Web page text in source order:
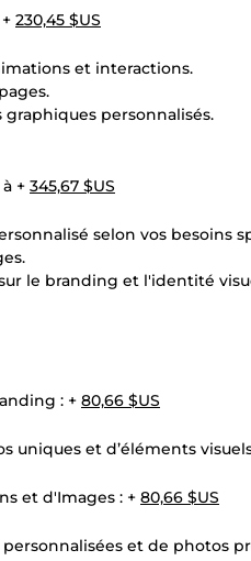
230,45 $US
et interactions.
personnalisés.
+ 345,67 $US
selon vos besoins
le branding et l'identité
: + 80,66 $US
uniques et d’éléments
et d'Images : + 80,66 $US
et de photos